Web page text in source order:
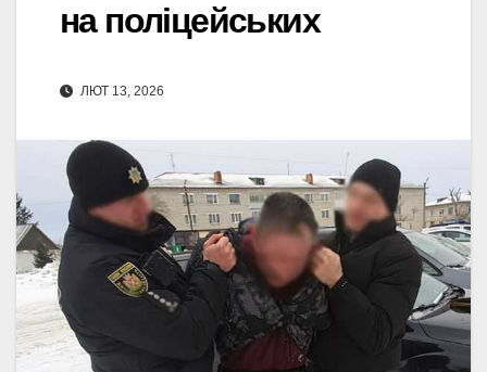
на поліцейських
ЛЮТ 13, 2026